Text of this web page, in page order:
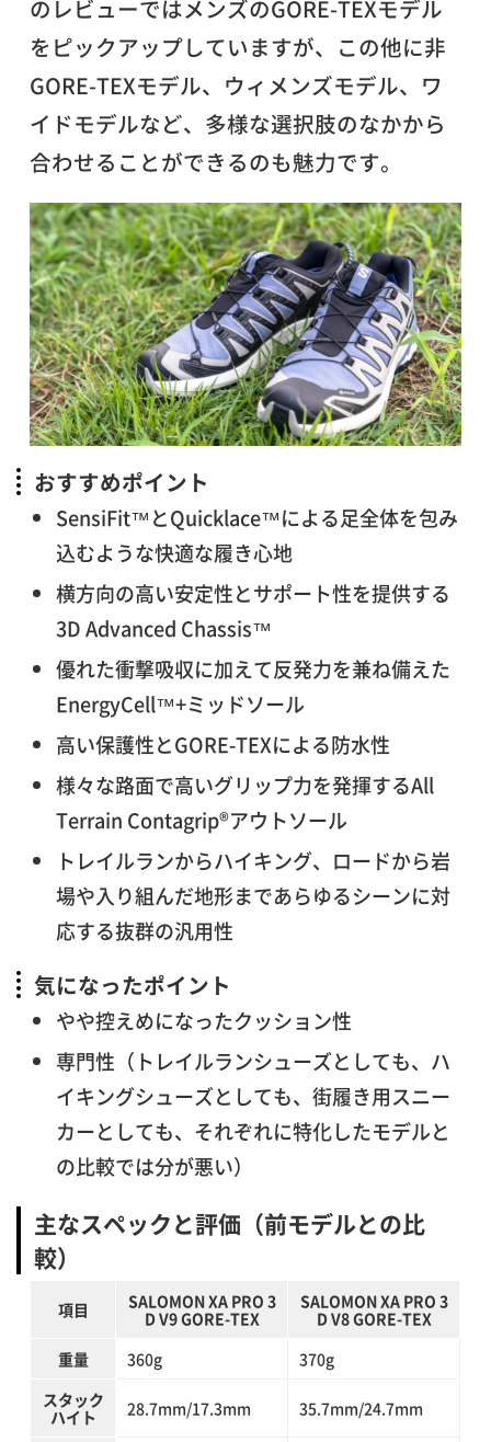
のレビューではメンズのGORE-TEXモデル
をピックアップしていますが、この他に非
GORE-TEXモデル、ウィメンズモデル、ワ
イドモデルなど、多様な選択肢のなかから
合わせることができるのも魅力です。
おすすめポイント
SensiFit™とQuicklace™による足全体を包み
込むような快適な履き心地
横方向の高い安定性とサポート性を提供する
3D Advanced Chassis™
優れた衝撃吸収に加えて反発力を兼ね備えた
EnergyCell™+ミッドソール
高い保護性とGORE-TEXによる防水性
様々な路面で高いグリップ力を発揮するAll
Terrain Contagrip®アウトソール
トレイルランからハイキング、ロードから岩
場や入り組んだ地形まであらゆるシーンに対
応する抜群の汎用性
気になったポイント
やや控えめになったクッション性
専門性（トレイルランシューズとしても、ハ
イキングシューズとしても、街履き用スニー
カーとしても、それぞれに特化したモデルと
の比較では分が悪い）
主なスペックと評価（前モデルとの比
較）
項目
SALOMON XA PRO 3
D V9 GORE-TEX
SALOMON XA PRO 3
D V8 GORE-TEX
重量
360g
370g
スタック
ハイト
28.7mm/17.3mm 35.7mm/24.7mm